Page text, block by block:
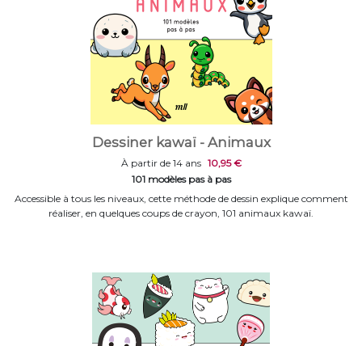
Dessiner kawaï - Animaux
À partir de 14 ans 10,95 €
101 modèles pas à pas
Accessible à tous les niveaux, cette méthode de dessin explique comment
réaliser, en quelques coups de crayon, 101 animaux kawaï.